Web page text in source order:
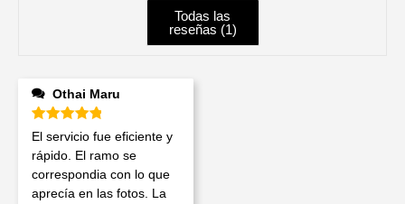
Todas las
reseñas (1)
Othai Maru
Valorado en 5de 5
El servicio fue eficiente y
rápido. El ramo se
correspondia con lo que
aprecía en las fotos. La